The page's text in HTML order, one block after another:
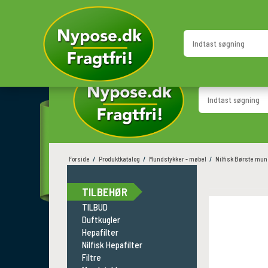
GRATIS LEVERING
i hele Danmark Direkte til døren
Forside / Produktkatalog / Mundstykker - møbel / Nilfisk Børste
TILBEHØR
TILBUD
Duftkugler
Hepafilter
Nilfisk Hepafilter
Filtre